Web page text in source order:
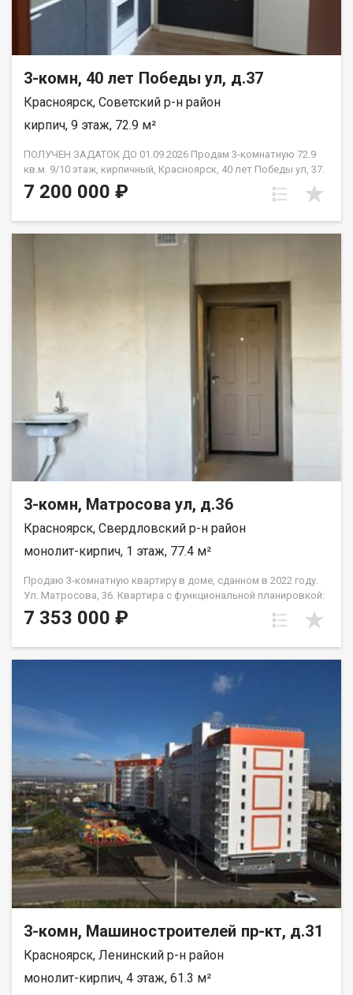
3-комн, 40 лет Победы ул, д.37
Красноярск, Советский р-н район
кирпич, 9 этаж, 72.9 м²
ПОЛУЧЕН ЗАДАТОК ДО 01.09.2026 Продам 3-комнатную 72.9
кв.м. 9/10 этаж, кирпичный, Красноярск, 40 лет Победы ул, 37.
Дом 2018 года постройки. Отделка от застройщика. Комнаты
изолированные: 13.4 м2 + 13.4 м2 + 18 м2., кухня 12.9 м2.,в
2.65 м2. Новым владельцам остаётся вся мебель, которая
безопасное пространство. · Детская поликлиника — 5 минут
пешком. · 2 детских сада — 6 минут пешком. · Школа — 12 минут
неспешной прогулки. Всё необходимое для роста и развития
ребенка — в шаговой доступности, без необходимости
обременений. Рассмотрим все виды расчёта. Полное юр
сопровождение сделки. Помощь в оформлении ипотеки.
Квартира на ключах, покажу в удобное для вас время по
договорённости.
7 200 000 ₽
3-комн, Матросова ул, д.36
Красноярск, Свердловский р-н район
монолит-кирпич, 1 этаж, 77.4 м²
Продаю 3-комнатную квартиру в доме, сданном в 2022 году.
Ул. Матросова, 36. Квартира с функциональной планировкой:
• три отдельные комнаты; • отдельная кухня; • два санузла.
Состояние — получистовая отделка: выполнена стяжка пола,
отделку по своему вкусу. Первый этаж — удобно для семей с
улицу). Балкон отсутствует, но это компенсируется отличной
планировкой и тёплыми полами. Условия покупки: • подходит
любой вид расчёта (ипотека, наличные, материнский капитал);
• возможна рассрочка; • покупатель комиссию не оплачивает.
Звоните, отвечу на все вопросы, организую показ.
7 353 000 ₽
3-комн, Машиностроителей пр-кт, д.31
Красноярск, Ленинский р-н район
монолит-кирпич, 4 этаж, 61.3 м²